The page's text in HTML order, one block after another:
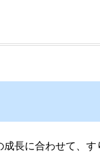
長に合わせて、す